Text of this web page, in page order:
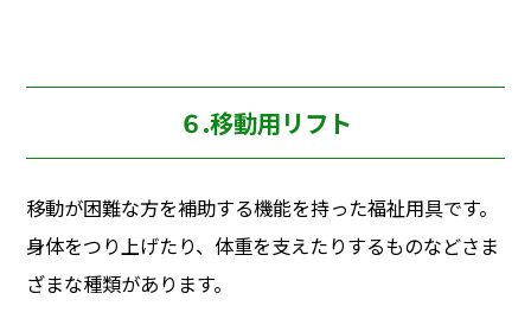
６.移動用リフト
移動が困難な方を補助する機能を持った福祉用具です。
身体をつり上げたり、体重を支えたりするものなどさま
ざまな種類があります。